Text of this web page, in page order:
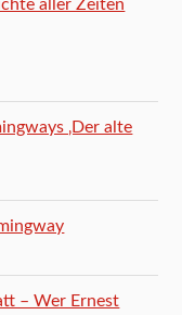
aller Zeiten
‚Der alte
– Wer Ernest